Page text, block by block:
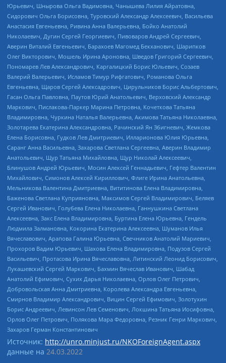
Юрьевич, Шнырова Ольга Вадимовна, Чанышева Лилия Айратовна,
Сидорович Ольга Борисовна, Туровский Александр Алексеевич, Васильева
Анастасия Евгеньевна, Ривина Анна Валерьевна, Бойко Анатолий
Николаевич, Дугин Сергей Георгиевич, Пивоваров Андрей Сергеевич,
Аверин Виталий Евгеньевич, Барахоев Магомед Бекханович, Шарипков
Олег Викторович, Мошель Ирина Ароновна, Шведов Григорий Сергеевич,
Пономарев Лев Александрович, Каргалицкий Борис Юльевич, Созаев
Валерий Валерьевич, Исламов Тимур Рифгатович, Романова Ольга
Евгеньевна, Щаров Сергей Алексадрович, Цирульников Борис Альбертович,
Гасан Ольга Павловна, Паутов Юрий Анатольевич, Верховский Александр
Маркович, Пислакова-Паркер Марина Петровна, Кочеткова Татьяна
Владимировна, Чуркина Наталья Валерьевна, Акимова Татьяна Николаевна,
Золотарева Екатерина Александровна, Рачинский Ян Збигневич, Жемкова
Елена Борисовна, Гудков Лев Дмитриевич, Илларионова Юлия Юрьевна,
Саранг Анна Васильевна, Захарова Светлана Сергеевна, Аверин Владимир
Анатольевич, Щур Татьяна Михайловна, Щур Николай Алексеевич,
Блинушов Андрей Юрьевич, Мосин Алексей Геннадьевич, Гефтер Валентин
Михайлович, Симонов Алексей Кириллович, Флиге Ирина Анатольевна,
Мельникова Валентина Дмитриевна, Вититинова Елена Владимировна,
Баженова Светлана Куприяновна, Максимов Сергей Владимирович, Беляев
Сергей Иванович, Голубева Елена Николаевна, Ганнушкина Светлана
Алексеевна, Закс Елена Владимировна, Буртина Елена Юрьевна, Гендель
Людмила Залмановна, Кокорина Екатерина Алексеевна, Шуманов Илья
Вячеславович, Арапова Галина Юрьевна, Свечников Анатолий Мариевич,
Прохоров Вадим Юрьевич, Шахова Елена Владимировна, Подузов Сергей
Васильевич, Протасова Ирина Вячеславовна, Литинский Леонид Борисович,
Лукашевский Сергей Маркович, Бахмин Вячеслав Иванович, Шабад
Анатолий Ефимович, Сухих Дарья Николаевна, Орлов Олег Петрович,
Добровольская Анна Дмитриевна, Королева Александра Евгеньевна,
Смирнов Владимир Александрович, Вицин Сергей Ефимович, Золотухин
Борис Андреевич, Левинсон Лев Семенович, Локшина Татьяна Иосифовна,
Орлов Олег Петрович, Полякова Мара Федоровна, Резник Генри Маркович,
Захаров Герман Константинович
Источник: http://unro.minjust.ru/NKOForeignAgent.aspx
данные на 24.03.2022